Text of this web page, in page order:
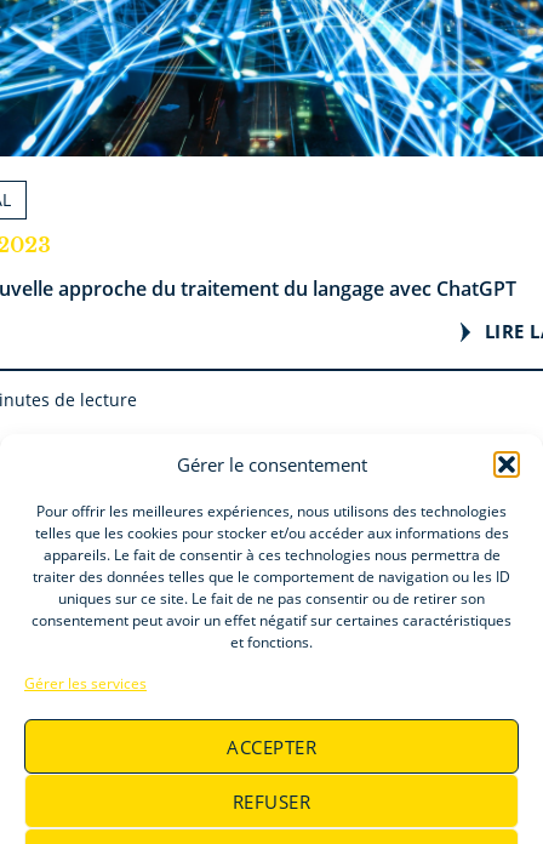
Gérer le consentement
Pour offrir les meilleures expériences, nous utilisons des technologies
telles que les cookies pour stocker et/ou accéder aux informations des
appareils. Le fait de consentir à ces technologies nous permettra de
traiter des données telles que le comportement de navigation ou les ID
uniques sur ce site. Le fait de ne pas consentir ou de retirer son
consentement peut avoir un effet négatif sur certaines caractéristiques
et fonctions.
Gérer les services
ACCEPTER
REFUSER
approche du traitement du langage avec ChatGPT
LIRE
de lecture
Accueil
Groupe Elitys
Offres d’emploi